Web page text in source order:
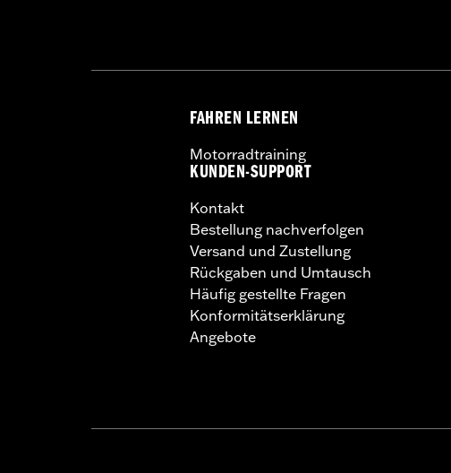
FAHREN LERNEN
Motorradtraining
KUNDEN-SUPPORT
Kontakt
Bestellung nachverfolgen
Versand und Zustellung
Rückgaben und Umtausch
Häufig gestellte Fragen
Konformitätserklärung
Angebote